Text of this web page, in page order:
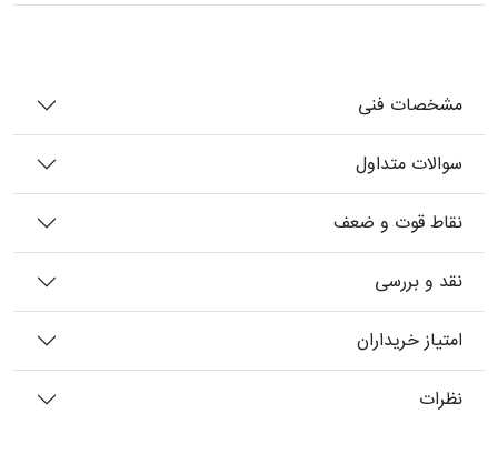
مشخصات فنی
سوالات متداول
نقاط قوت و ضعف
نقد و بررسی
امتیاز خریداران
نظرات